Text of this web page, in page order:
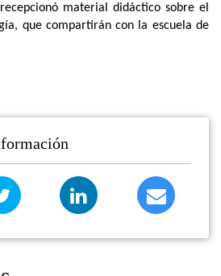
material didáctico sobre el
que compartirán con la escuela de